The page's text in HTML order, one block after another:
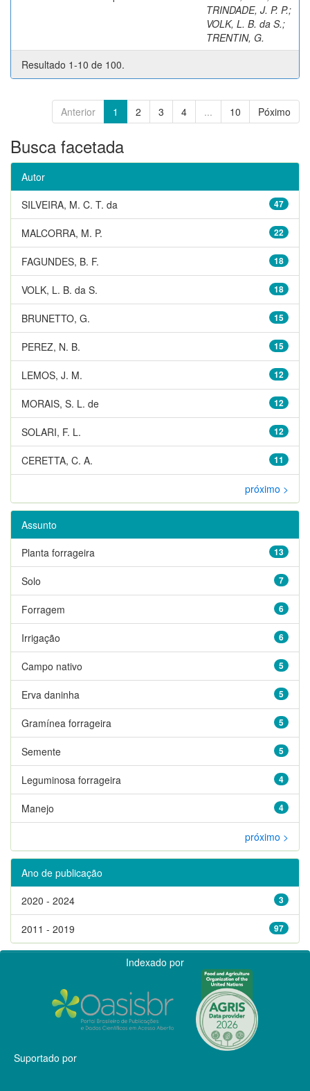
TRINDADE, J. P. P.;
VOLK, L. B. da S.;
TRENTIN, G.
Resultado 1-10 de 100.
Anterior 1 2 3 4 ... 10 Póximo
Busca facetada
Autor
47
SILVEIRA, M. C. T. da
22
MALCORRA, M. P.
18
FAGUNDES, B. F.
18
VOLK, L. B. da S.
15
BRUNETTO, G.
15
PEREZ, N. B.
12
LEMOS, J. M.
12
MORAIS, S. L. de
12
SOLARI, F. L.
11
CERETTA, C. A.
próximo >
Assunto
13
Planta forrageira
7
Solo
6
Forragem
6
Irrigação
5
Campo nativo
5
Erva daninha
5
Gramínea forrageira
5
Semente
4
Leguminosa forrageira
4
Manejo
próximo >
Ano de publicação
3
2020 - 2024
97
2011 - 2019
Indexado por
Suportado por